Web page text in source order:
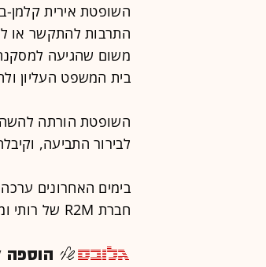
השופטת אירית קלמן-
התרבות להתקשר או
משום שהגיעה
בית המשפט העליון
השופטת הורתה
לבירור התביעה,
בימים האחרונים
חברת R2M של רותי ומתי ברודו.
הוספה